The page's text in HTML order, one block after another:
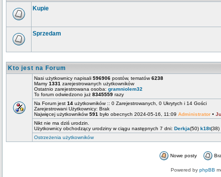
Kupie
Sprzedam
Kto jest na Forum
Nasi użytkownicy napisali 596906 postów, tematów6238
Mamy 1331 zarejestrowanych użytkowników
Ostatnio zarejestrowana osoba: gramniolem32
To forum odwiedzono już 8345559 razy
Na Forum jest 14 użytkowników :: 0 Zarejestrowanych, 0 Ukrytych i 14 Gości
Zarejestrowani Użytkownicy: Brak
Najwięcej użytkowników591 było obecnych 2024-05-16, 11:09 Administrator •
Nikt nie ma dziś urodzin.
Użytkownicy obchodzący urodziny w ciągu następnych 7 dni: Derkja(50) k18t(38)
Ostrzeżenia użytkowników
Nowe posty
Powered by phpBB